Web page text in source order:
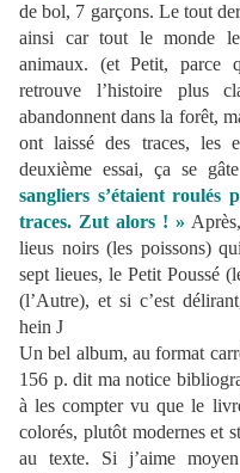
de bol, 7 garçons. Le tout
ainsi car tout le monde
animaux. (et Petit, parce
retrouve l’histoire plus
abandonnent dans la forêt,
ont laissé des traces, les
deuxième essai, ça se
sangliers s’étaient roulés
traces. Zut alors ! »
lieus noirs (les poissons)
sept lieues, le Petit Poussé
(l’Autre), et si c’est
hein J
Un bel album, au format
156 p. dit ma notice
à les compter vu que le
colorés, plutôt modernes et
au texte. Si j’aime